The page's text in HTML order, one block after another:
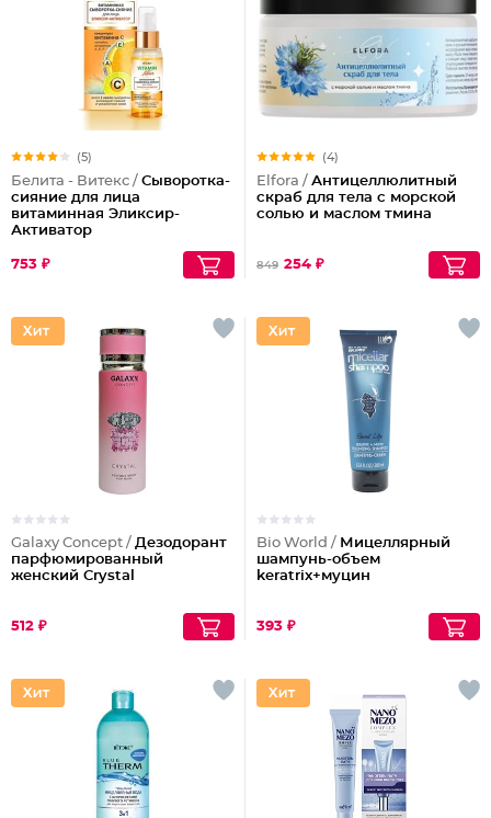
(5)
Белита - Витекс / Сыворотка-
сияние для лица
витаминная Эликсир-
Активатор
753 ₽
(4)
Elfora / Антицеллюлитный
скраб для тела с морской
солью и маслом тмина
849 254 ₽
Galaxy Concept / Дезодорант
парфюмированный
женский Crystal
512 ₽
Bio World / Мицеллярный
шампунь-объем
keratrix+муцин
393 ₽